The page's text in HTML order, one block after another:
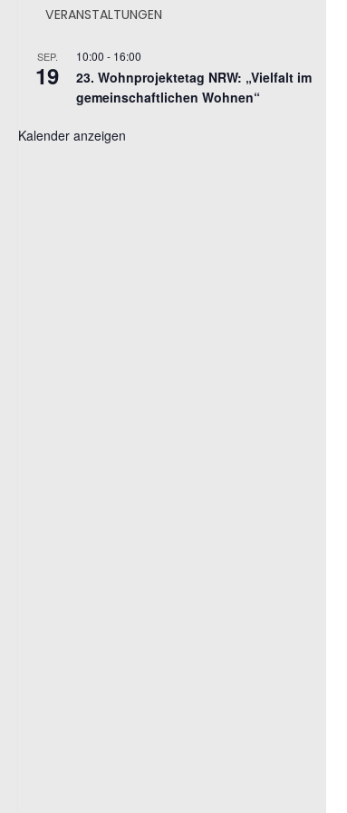
VERANSTALTUNGEN
SEP.
19
10:00 - 16:00
23. Wohnprojektetag NRW: „Vielfalt im
gemeinschaftlichen Wohnen“
Kalender anzeigen